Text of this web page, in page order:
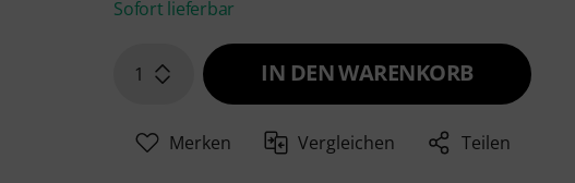
Sofort lieferbar
1 IN DEN WARENKORB
Merken Vergleichen Teilen